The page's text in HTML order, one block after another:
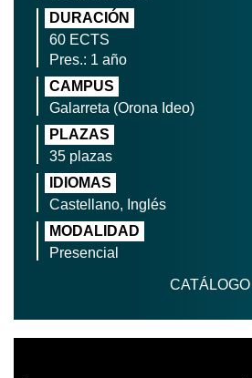
DURACIÓN
60 ECTS
Pres.: 1 año
CAMPUS
Galarreta (Orona Ideo)
PLAZAS
35 plazas
IDIOMAS
Castellano, Inglés
MODALIDAD
Presencial
CATÁLOGO